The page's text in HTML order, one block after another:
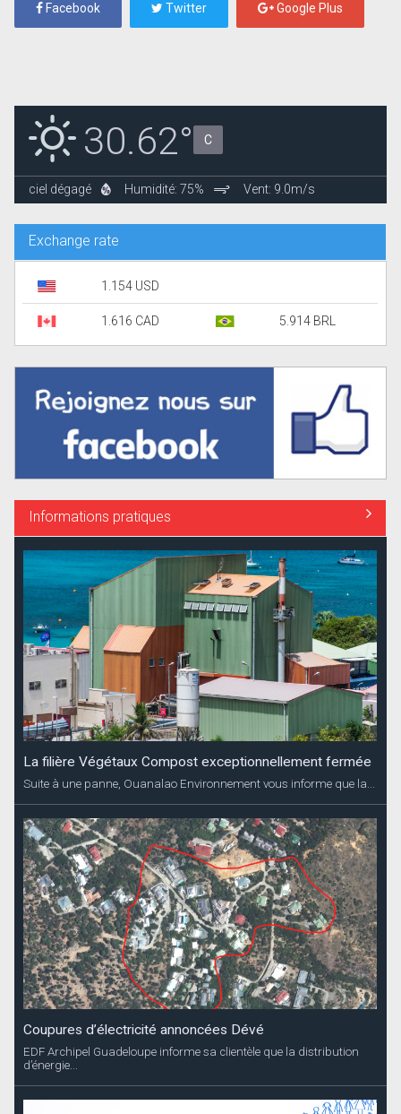
Facebook Twitter Google Plus
30.62° C
ciel dégagé Humidité: 75% Vent: 9.0m/s
Exchange rate
1.154 USD
1.616 CAD 5.914 BRL
Informations pratiques
La filière Végétaux Compost exceptionnellement fermée
Suite à une panne, Ouanalao Environnement vous informe que la...
Coupures d’électricité annoncées Dévé
EDF Archipel Guadeloupe informe sa clientèle que la distribution
d’énergie...